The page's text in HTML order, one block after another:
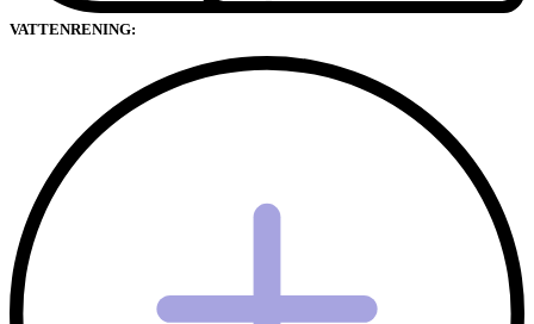
VATTENRENING: